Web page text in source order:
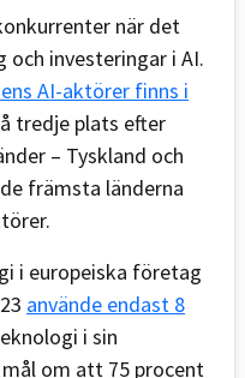
när det
och investeringar i AI.
AI-aktörer finns i
tredje plats efter
– Tyskland och
främsta länderna
i europeiska företag
använde endast 8
i sin
om att 75 procent